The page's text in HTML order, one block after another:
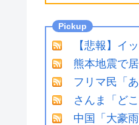
【悲報】イ
熊本地震で
フリマ民「
さんま「ど
中国「大豪